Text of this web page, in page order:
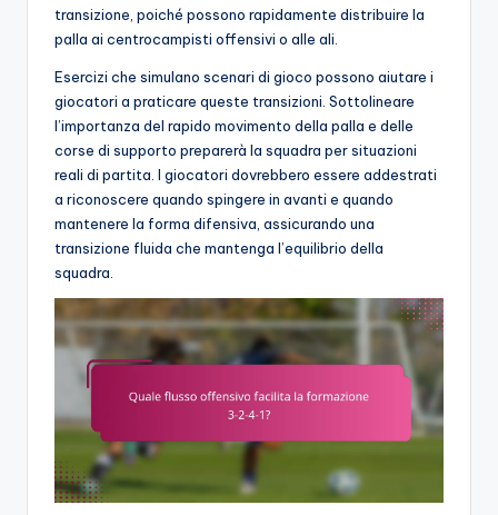
transizione, poiché possono rapidamente distribuire la
palla ai centrocampisti offensivi o alle ali.
Esercizi che simulano scenari di gioco possono aiutare i
giocatori a praticare queste transizioni. Sottolineare
l’importanza del rapido movimento della palla e delle
corse di supporto preparerà la squadra per situazioni
reali di partita. I giocatori dovrebbero essere addestrati
a riconoscere quando spingere in avanti e quando
mantenere la forma difensiva, assicurando una
transizione fluida che mantenga l’equilibrio della
squadra.